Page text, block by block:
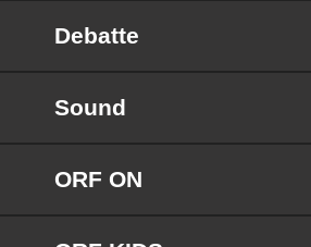
Debatte
Sound
ORF ON